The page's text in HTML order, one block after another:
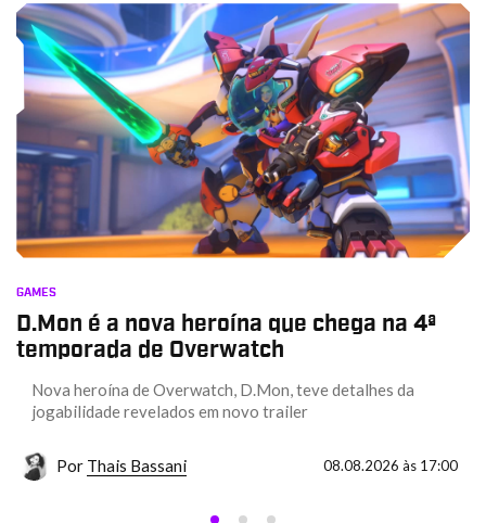
GAMES
D.Mon é a nova heroína que chega na 4ª
temporada de Overwatch
Nova heroína de Overwatch, D.Mon, teve detalhes da
jogabilidade revelados em novo trailer
Por Thais Bassani 08.08.2026 às 17:00